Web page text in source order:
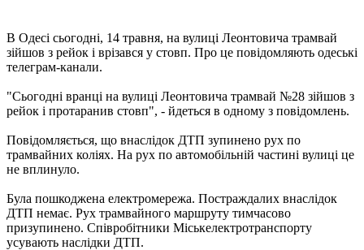
В Одесі сьогодні, 14 травня, на вулиці Леонтовича трамвай
зійшов з рейок і врізався у стовп. Про це повідомляють одеські
телеграм-канали.
"Сьогодні вранці на вулиці Леонтовича трамвай №28 зійшов з
рейок і протаранив стовп", - йдеться в одному з повідомлень.
Повідомляється, що внаслідок ДТП зупинено рух по
трамвайних коліях. На рух по автомобільній частині вулиці це
не вплинуло.
Була пошкоджена електромережа. Постраждалих внаслідок
ДТП немає. Рух трамвайного маршруту тимчасово
призупинено. Співробітники Міськелектротранспорту
усувають наслідки ДТП.